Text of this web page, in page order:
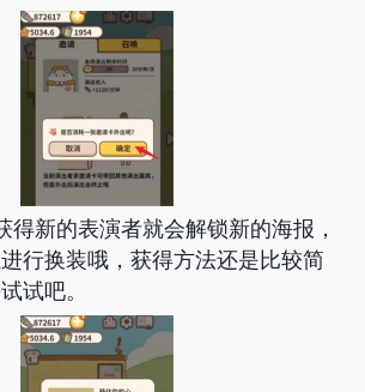
得新的表演者就会解锁新的海报，
行换装哦，获得方法还是比较简
试吧。